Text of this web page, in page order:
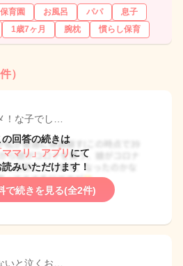
保育園 お風呂 パパ
息子
1歳7ヶ月 腕枕 慣らし保育
）
！な子でし…
の回答の続きは
ママリ」アプリ にて
読みいただけます！
で続きを見る(全2件)
いと泣くお…